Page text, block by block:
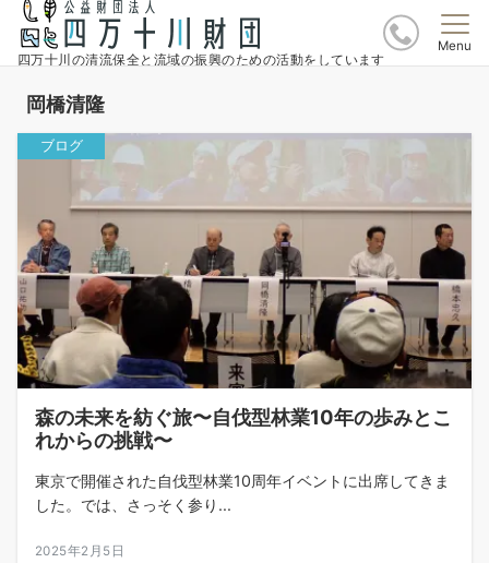
四万十川の清流保全と流域の振興のための活動をしています
Menu
岡橋清隆
ブログ
森の未来を紡ぐ旅〜自伐型林業10年の歩みとこ
れからの挑戦〜
東京で開催された自伐型林業10周年イベントに出席してきま
した。では、さっそく参り...
2025年2月5日